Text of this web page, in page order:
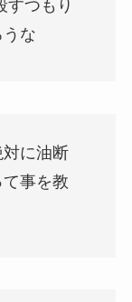
すつもり
な
に油断
事を教